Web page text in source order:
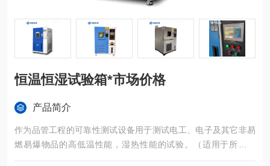
恒温恒湿试验箱*市场价格
产品简介
作为品管工程的可靠性测试设备用于测试电工、电子及其它非易
燃易爆物品的高低温性能，湿热性能的试验。（适用于所有行
业：电子组件，如：电容、电感、电阻、二极管、三极管等；电